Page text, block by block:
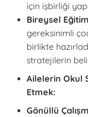
için işbirliği
Bireysel
gereksinimli
birlikte
stratejilerin
Ailelerin Okul
Etmek:
Gönüllü